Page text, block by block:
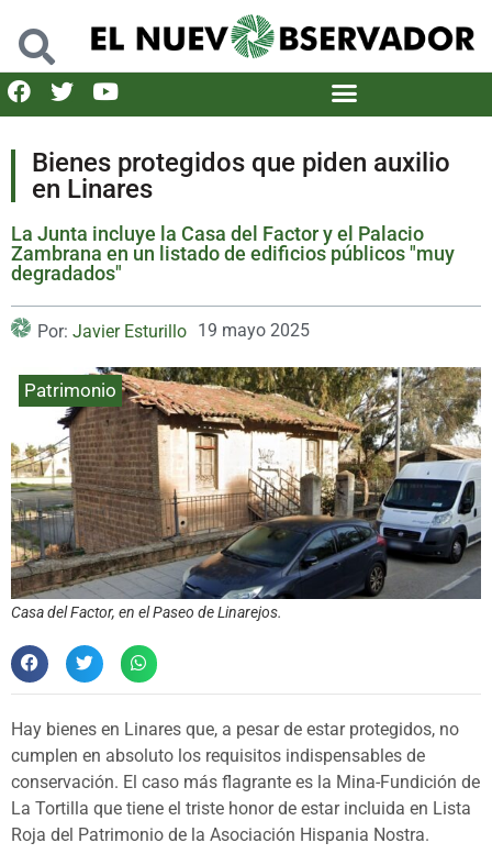
Bienes protegidos que piden auxilio
en Linares
La Junta incluye la Casa del Factor y el Palacio
Zambrana en un listado de edificios públicos "muy
degradados"
Por: Javier Esturillo 19 mayo 2025
Patrimonio
Casa del Factor, en el Paseo de Linarejos.
Hay bienes en Linares que, a pesar de estar protegidos, no
cumplen en absoluto los requisitos indispensables de
conservación. El caso más flagrante es la Mina-Fundición de
La Tortilla que tiene el triste honor de estar incluida en Lista
Roja del Patrimonio de la Asociación Hispania Nostra.